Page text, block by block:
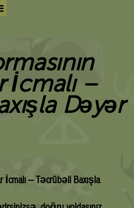
İcmalı –
Dəyər
İcmalı – Təcrübəli Baxışla